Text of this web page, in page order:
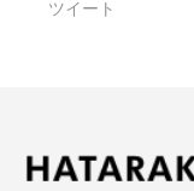
ツイート